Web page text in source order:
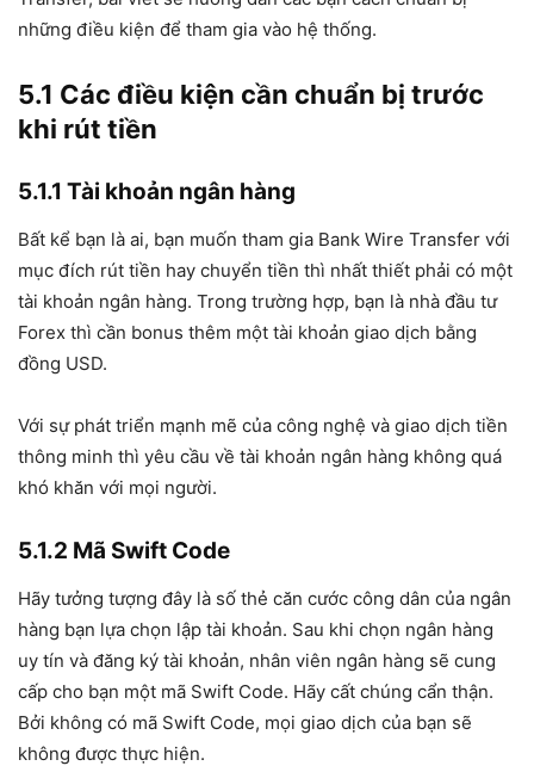
những điều kiện để tham gia vào hệ thống.
5.1 Các điều kiện cần chuẩn bị trước
khi rút tiền
5.1.1 Tài khoản ngân hàng
Bất kể bạn là ai, bạn muốn tham gia Bank Wire Transfer với
mục đích rút tiền hay chuyển tiền thì nhất thiết phải có một
tài khoản ngân hàng. Trong trường hợp, bạn là nhà đầu tư
Forex thì cần bonus thêm một tài khoản giao dịch bằng
đồng USD.
Với sự phát triển mạnh mẽ của công nghệ và giao dịch tiền
thông minh thì yêu cầu về tài khoản ngân hàng không quá
khó khăn với mọi người.
5.1.2 Mã Swift Code
Hãy tưởng tượng đây là số thẻ căn cước công dân của ngân
hàng bạn lựa chọn lập tài khoản. Sau khi chọn ngân hàng
uy tín và đăng ký tài khoản, nhân viên ngân hàng sẽ cung
cấp cho bạn một mã Swift Code. Hãy cất chúng cẩn thận.
Bởi không có mã Swift Code, mọi giao dịch của bạn sẽ
không được thực hiện.